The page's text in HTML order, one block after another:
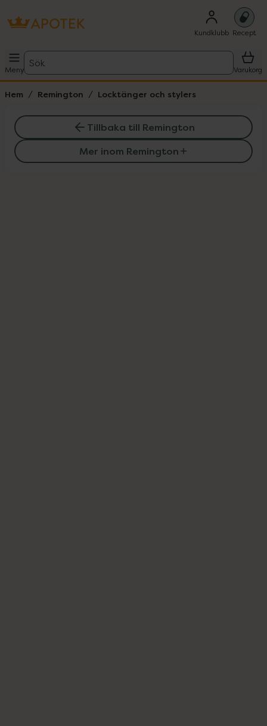
Kundklubb Recept
Meny
Sök
Varukorg
Hem Remington Locktänger och stylers
Tillbaka till Remington
Mer inom Remington